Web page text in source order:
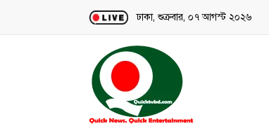
Loading...
ঢাকা, শুক্রবার, ০৭ আগস্ট ২০২৬